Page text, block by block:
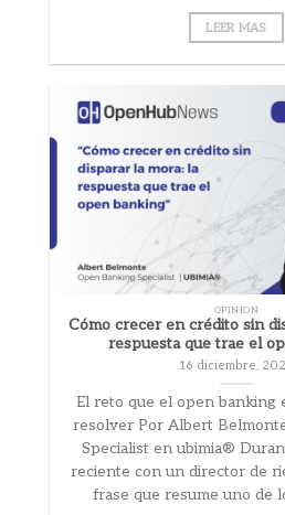
LEER MAS
OPINION
Cómo crecer en crédito sin
respuesta que trae el
16 diciembre,
El reto que el open banking
resolver Por Albert
Specialist en ubimia®
reciente con un director de
frase que resume uno de